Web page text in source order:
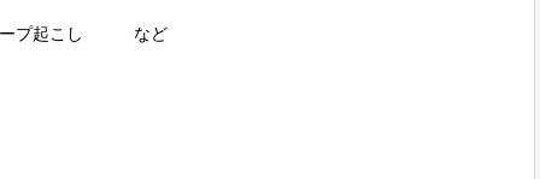
プ起こし　　　など